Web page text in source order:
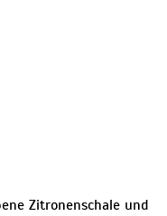
Zitronenschale und